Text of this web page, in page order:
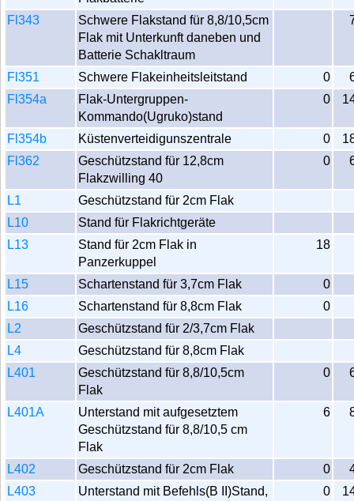
Fl343
Schwere Flakstand für 8,8/10,5cm
Flak mit Unterkunft daneben und
Batterie Schakltraum
Fl351 Schwere Flakeinheitsleitstand 0
Fl354a
Flak-Untergruppen-
Kommando(Ugruko)stand
0
Fl354b Küstenverteidigunszentrale 0
Fl362
Geschützstand für 12,8cm
Flakzwilling 40
0
L1
Geschützstand für 2cm Flak
L10
Stand für Flakrichtgeräte
L13
Stand für 2cm Flak in
Panzerkuppel
18
L15 Schartenstand für 3,7cm Flak
0
L16
Schartenstand für 8,8cm Flak
0
L2
Geschützstand für 2/3,7cm Flak
L4
Geschützstand für 8,8cm Flak
L401
Geschützstand für 8,8/10,5cm
Flak
0
L401A
Unterstand mit aufgesetztem
Geschützstand für 8,8/10,5 cm
Flak
6
L402 Geschützstand für 2cm Flak 0
L403
Unterstand mit Befehls(B II)Stand, 0